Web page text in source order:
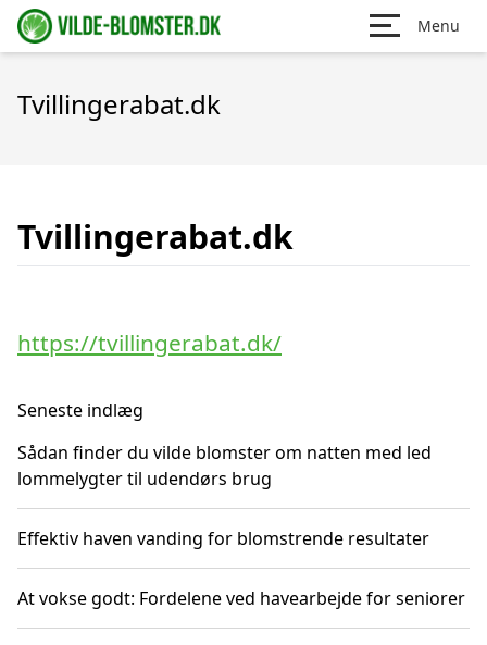
Menu
Tvillingerabat.dk
Tvillingerabat.dk
https://tvillingerabat.dk/
Seneste indlæg
Sådan finder du vilde blomster om natten med led
lommelygter til udendørs brug
Effektiv haven vanding for blomstrende resultater
At vokse godt: Fordelene ved havearbejde for seniorer